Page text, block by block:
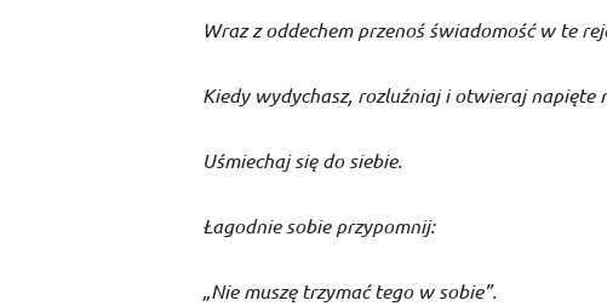
Wraz z oddechem przenoś świadomość w te
Kiedy wydychasz, rozluźniaj i otwieraj napięte
Uśmiechaj się do siebie.
Łagodnie sobie przypomnij:
„Nie muszę trzymać tego w sobie”.